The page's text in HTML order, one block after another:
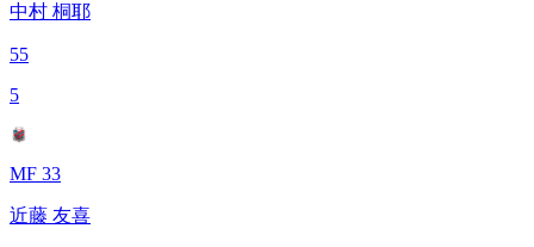
中村 桐耶
55
5
MF 33
近藤 友喜